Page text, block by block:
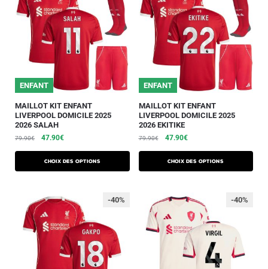
ENFANT
MAILLOT KIT ENFANT
LIVERPOOL DOMICILE 2025
2026 SALAH
79.90€ 47.90€
Choix des options
ENFANT
MAILLOT KIT ENFANT
LIVERPOOL DOMICILE 2025
2026 EKITIKE
79.90€ 47.90€
Choix des options
-40% -40%